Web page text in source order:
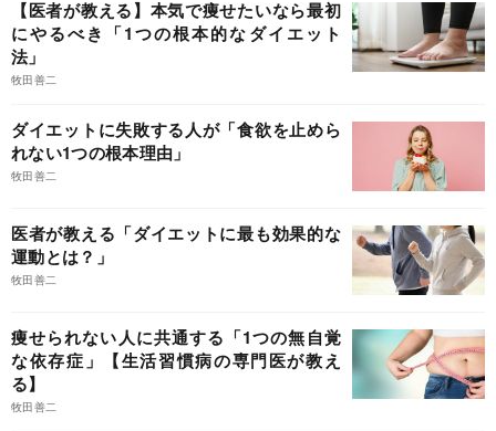
【医者が教える】本気で痩せたいなら最初
にやるべき「1つの根本的なダイエット
法」
牧田善二
ダイエットに失敗する人が「食欲を止めら
れない1つの根本理由」
牧田善二
医者が教える「ダイエットに最も効果的な
運動とは？」
牧田善二
痩せられない人に共通する「1つの無自覚
な依存症」【生活習慣病の専門医が教え
る】
牧田善二